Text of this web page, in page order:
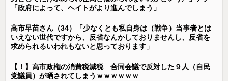
「政府によって、ヘイトがより進んでしまう」
高市早苗さん（34）「少なくとも私自身は（戦争）当事者とは
いえない世代ですから、反省なんかしておりませんし、反省を
求められるいわれもないと思っております」
【！】高市政権の消費税減税 合同会議で反対した９人（自民
党議員）が晒されてしまうｗｗｗｗｗｗ